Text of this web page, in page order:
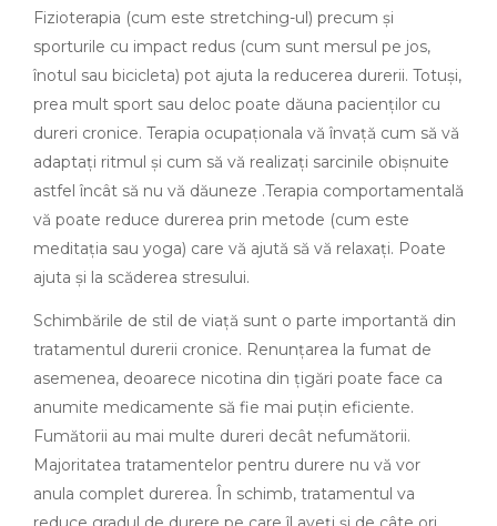
Fizioterapia (cum este stretching-ul) precum și
sporturile cu impact redus (cum sunt mersul pe jos,
înotul sau bicicleta) pot ajuta la reducerea durerii. Totuși,
prea mult sport sau deloc poate dăuna pacienților cu
dureri cronice. Terapia ocupaționala vă învață cum să vă
adaptați ritmul și cum să vă realizați sarcinile obișnuite
astfel încât să nu vă dăuneze .Terapia comportamentală
vă poate reduce durerea prin metode (cum este
meditația sau yoga) care vă ajută să vă relaxați. Poate
ajuta și la scăderea stresului.
Schimbările de stil de viață sunt o parte importantă din
tratamentul durerii cronice. Renunțarea la fumat de
asemenea, deoarece nicotina din țigări poate face ca
anumite medicamente să fie mai puțin eficiente.
Fumătorii au mai multe dureri decât nefumătorii.
Majoritatea tratamentelor pentru durere nu vă vor
anula complet durerea. În schimb, tratamentul va